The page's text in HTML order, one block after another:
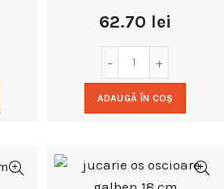
62.70 lei
ADAUGĂ ÎN COȘ